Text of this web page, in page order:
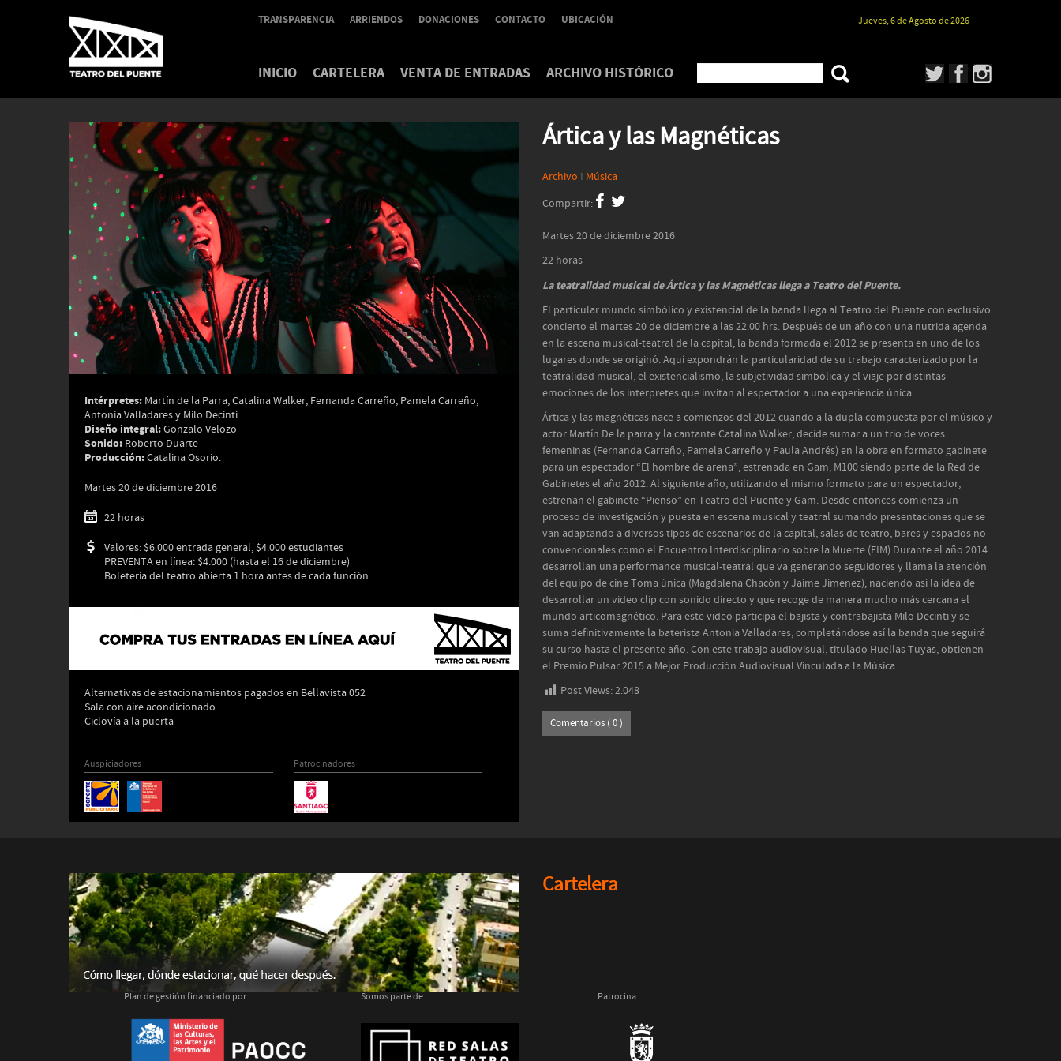
TRANSPARENCIA ARRIENDOS DONACIONES CONTACTO UBICACIÓN Jueves, 6 de Agosto de 2026
INICIO CARTELERA VENTA DE ENTRADAS ARCHIVO HISTÓRICO
Intérpretes: Martín de la Parra, Catalina Walker, Fernanda Carreño, Pamela Carreño,
Antonia Valladares y Milo Decinti.
Diseño integral:Gonzalo Velozo
Sonido: Roberto Duarte
Producción:Catalina Osorio.
Martes 20 de diciembre 2016
22 horas
Valores: $6.000 entrada general, $4.000 estudiantes
PREVENTA en línea: $4.000 (hasta el 16 de diciembre)
Boletería del teatro abierta 1 hora antes de cada función
Alternativas de estacionamientos pagados en Bellavista 052
Sala con aire acondicionado
Ciclovía a la puerta
Auspiciadores Patrocinadores
Ártica y las Magnéticas
Archivo I Música
Compartir:
Martes 20 de diciembre 2016
22 horas
La teatralidad musical de Ártica y las Magnéticas llega a Teatro del Puente.
El particular mundo simbólico y existencial de la banda llega al Teatro del Puente con exclusivo
concierto el martes 20 de diciembre a las 22.00 hrs. Después de un año con una nutrida agenda
en la escena musical-teatral de la capital, la banda formada el 2012 se presenta en uno de los
lugares donde se originó. Aquí expondrán la particularidad de su trabajo caracterizado por la
teatralidad musical, el existencialismo, la subjetividad simbólica y el viaje por distintas
emociones de los interpretes que invitan al espectador a una experiencia única.
Ártica y las magnéticas nace a comienzos del 2012 cuando a la dupla compuesta por el músico y
actor Martín De la parra y la cantante Catalina Walker, decide sumar a un trio de voces
femeninas (Fernanda Carreño, Pamela Carreño y Paula Andrés) en la obra en formato gabinete
para un espectador “El hombre de arena”, estrenada en Gam, M100 siendo parte de la Red de
Gabinetes el año 2012. Al siguiente año, utilizando el mismo formato para un espectador,
estrenan el gabinete “Pienso” en Teatro del Puente y Gam. Desde entonces comienza un
proceso de investigación y puesta en escena musical y teatral sumando presentaciones que se
van adaptando a diversos tipos de escenarios de la capital, salas de teatro, bares y espacios no
convencionales como el Encuentro Interdisciplinario sobre la Muerte (EIM) Durante el año 2014
desarrollan una performance musical-teatral que va generando seguidores y llama la atención
del equipo de cine Toma única (Magdalena Chacón y Jaime Jiménez), naciendo así la idea de
desarrollar un video clip con sonido directo y que recoge de manera mucho más cercana el
mundo articomagnético. Para este video participa el bajista y contrabajista Milo Decinti y se
suma definitivamente la baterista Antonia Valladares, completándose así la banda que seguirá
su curso hasta el presente año. Con este trabajo audiovisual, titulado Huellas Tuyas, obtienen
el Premio Pulsar 2015 a Mejor Producción Audiovisual Vinculada a la Música.
Post Views:2.048
Comentarios ( 0 )
Cartelera
Plan de gestión financiado por Somos parte de Patrocina